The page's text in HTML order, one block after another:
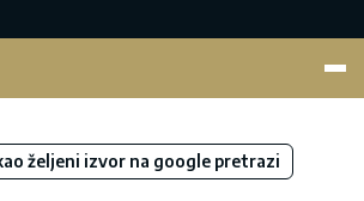
željeni izvor na google pretrazi